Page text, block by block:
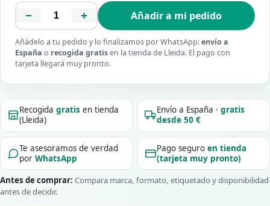
− + Añadir a mi pedido
Añádelo a tu pedido y lo finalizamos por WhatsApp:envío a
España o recogida gratisen la tienda de Lleida. El pago con
tarjeta llegará muy pronto.
Recogidagratis en tienda
(Lleida)
Envío a España ·gratis
desde 50 €
Te asesoramos de verdad
porWhatsApp
Pago seguroen tienda
(tarjeta muy pronto)
Antes de comprar: Compara marca, formato, etiquetado y disponibilidad
antes de decidir.